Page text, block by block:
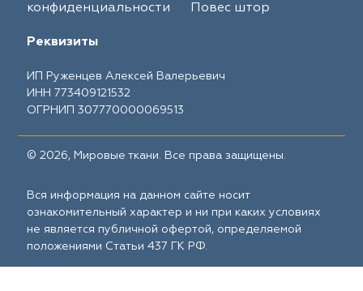
конфиденциальности
Повес штор
Реквизиты
ИП Руженцев Алексей Валерьевич
ИНН 773409121532
ОГРНИП 307770000069513
© 2026, Мировые ткани. Все права защищены.
Вся информация на данном сайте носит
ознакомительный характер и ни при каких условиях
не является публичной офертой, определяемой
положениями Статьи 437 ГК РФ.